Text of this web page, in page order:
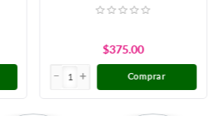
$375.00
Comprar